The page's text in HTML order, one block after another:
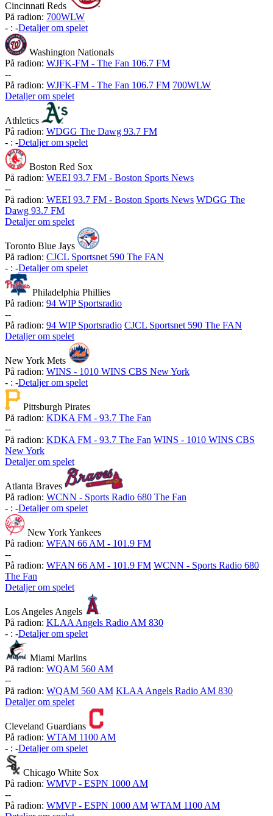
Cincinnati Reds
På radion: 700WLW
- : -Detaljer om spelet
Washington Nationals
På radion: WJFK-FM - The Fan 106.7 FM
--
På radion: WJFK-FM - The Fan 106.7 FM 700WLW
Detaljer om spelet
Athletics
På radion: WDGG The Dawg 93.7 FM
- : -Detaljer om spelet
Boston Red Sox
På radion: WEEI 93.7 FM - Boston Sports News
--
På radion: WEEI 93.7 FM - Boston Sports News WDGG The
Dawg 93.7 FM
Detaljer om spelet
Toronto Blue Jays
På radion: CJCL Sportsnet 590 The FAN
- : -Detaljer om spelet
Philadelphia Phillies
På radion: 94 WIP Sportsradio
--
På radion: 94 WIP Sportsradio CJCL Sportsnet 590 The FAN
Detaljer om spelet
New York Mets
På radion: WINS - 1010 WINS CBS New York
- : -Detaljer om spelet
Pittsburgh Pirates
På radion: KDKA FM - 93.7 The Fan
--
På radion: KDKA FM - 93.7 The Fan WINS - 1010 WINS CBS
New York
Detaljer om spelet
Atlanta Braves
På radion: WCNN - Sports Radio 680 The Fan
- : -Detaljer om spelet
New York Yankees
På radion: WFAN 66 AM - 101.9 FM
--
På radion: WFAN 66 AM - 101.9 FM WCNN - Sports Radio 680
The Fan
Detaljer om spelet
Los Angeles Angels
På radion: KLAA Angels Radio AM 830
- : -Detaljer om spelet
Miami Marlins
På radion: WQAM 560 AM
--
På radion: WQAM 560 AM KLAA Angels Radio AM 830
Detaljer om spelet
Cleveland Guardians
På radion: WTAM 1100 AM
- : -Detaljer om spelet
Chicago White Sox
På radion: WMVP - ESPN 1000 AM
--
På radion: WMVP - ESPN 1000 AM WTAM 1100 AM